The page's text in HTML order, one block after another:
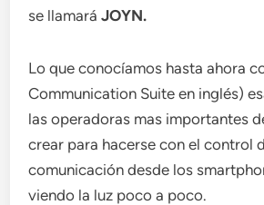
se llamaráJOYN.
Lo que conocíamos hasta ahora
Communication Suite en inglés)
las operadoras mas importantes
crear para hacerse con el control
comunicación desde los
viendo la luz poco a poco.